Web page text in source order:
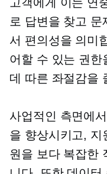
로 답변을 찾고
서 편의성을 의미
어할 수 있는 권한
데 따른 좌절감을
사업적인 측면에
을 향상시키고, 지
원을 보다 복잡한